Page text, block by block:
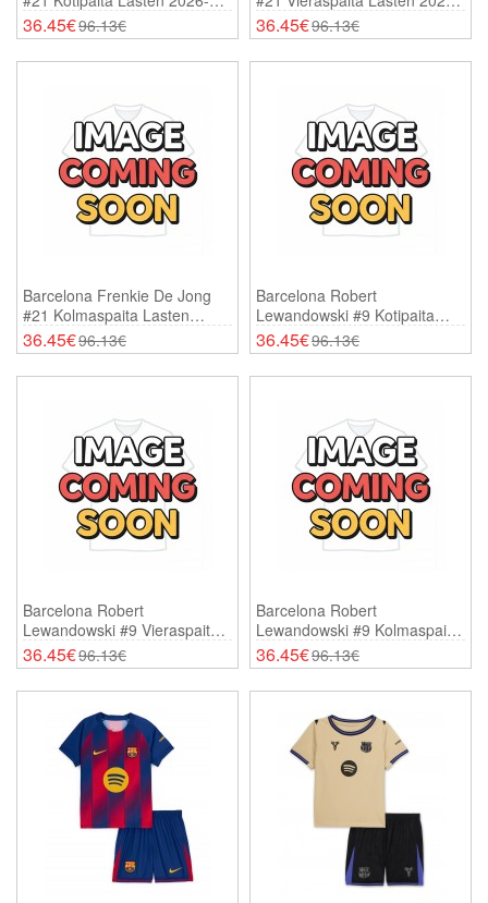
Lyhythihainen (+ Shortsit)
36.45€96.13€
27 Lyhythihainen (+ Shortsit)
36.45€96.13€
Barcelona Frenkie De Jong
#21 Kolmaspaita Lasten
2026-27 Lyhythihainen (+
Shortsit)
36.45€96.13€
Barcelona Robert
Lewandowski #9 Kotipaita
Lasten 2026-27 Lyhythihainen
(+ Shortsit)
36.45€96.13€
Barcelona Robert
Lewandowski #9 Vieraspaita
Lasten 2026-27 Lyhythihainen
(+ Shortsit)
36.45€96.13€
Barcelona Robert
Lewandowski #9 Kolmaspaita
Lasten 2026-27 Lyhythihainen
(+ Shortsit)
36.45€96.13€